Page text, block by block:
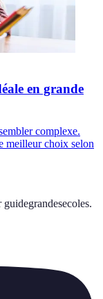
en grande
complexe.
meilleur choix selon
guidegrandesecoles.